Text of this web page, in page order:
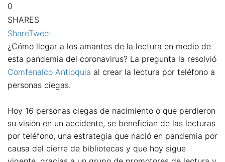
0
SHARES
ShareTweet
¿Cómo llegar a los amantes de la lectura en medio de
esta pandemia del coronavirus? La pregunta la resolvió
Comfenalco Antioquia al crear la lectura por teléfono a
personas ciegas.
Hoy 16 personas ciegas de nacimiento o que perdieron
su visión en un accidente, se benefician de las lecturas
por teléfono, una estrategia que nació en pandemia por
causa del cierre de bibliotecas y que hoy sigue